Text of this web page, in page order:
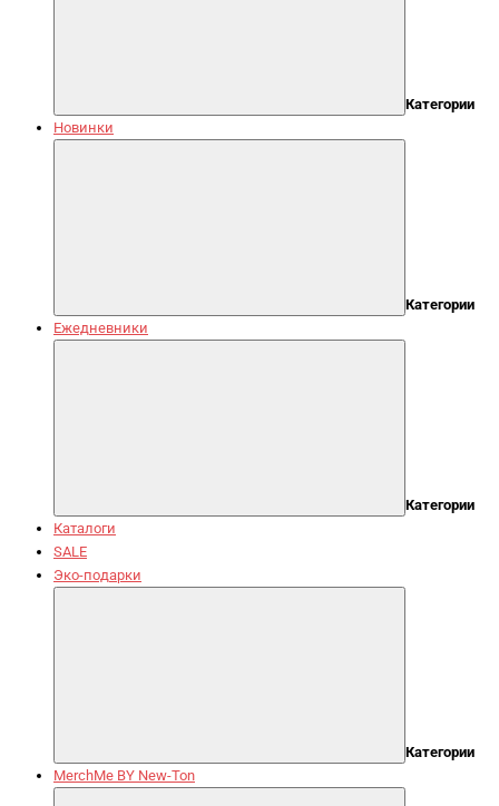
Категории
Новинки
Категории
Ежедневники
Категории
Каталоги
SALE
Эко-подарки
Категории
MerchMe BY New-Ton